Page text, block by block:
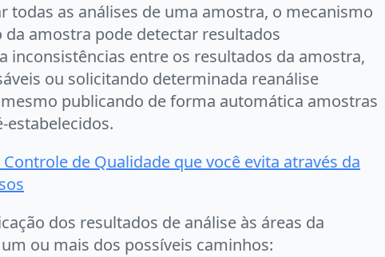
todas as análises de uma amostra, o mecanismo
amostra pode detectar resultados
inconsistências entre os resultados da amostra,
ou solicitando determinada reanálise
publicando de forma automática amostras
de Qualidade que você evita através da
dos resultados de análise às áreas da
ou mais dos possíveis caminhos: